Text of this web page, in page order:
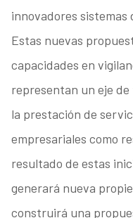
innovadores sistemas
Estas nuevas
capacidades en
representan un eje
la prestación de
empresariales como
resultado de estas
generará nueva
construirá una